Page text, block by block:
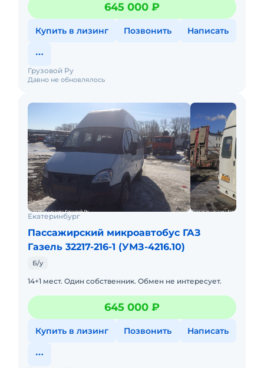
645 000 ₽
Купить в лизинг Позвонить Написать
Давно не обновлялось
Грузовой Ру
Екатеринбург
Пассажирский микроавтобус ГАЗ
Газель 32217-216-1 (УМЗ-4216.10)
Б/у
14+1 мест. Один собственник. Обмен не интересует.
645 000 ₽
Купить в лизинг Позвонить Написать